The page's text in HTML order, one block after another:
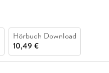
Hörbuch Download
10,49 €